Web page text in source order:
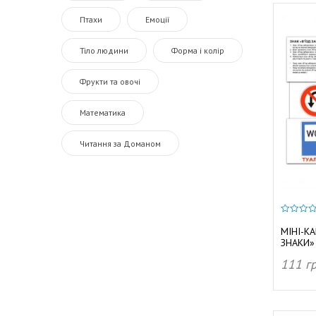
з
5
МІНІ-
111
Птахи Емоції
Тіло людини Форма і колір
Фрукти та овочі
Математика
Читання за Доманом